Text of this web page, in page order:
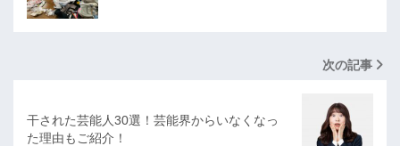
次の記事
干された芸能人30選！芸能界からいなくなっ
た理由もご紹介！